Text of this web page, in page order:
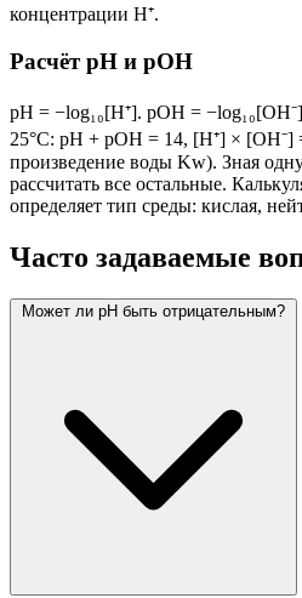
концентрации H⁺.
Расчёт pH и pOH
pH = −log₁₀[H⁺]. pOH =
25°C: pH + pOH = 14, [H⁺] × [OH⁻]
произведение воды Kw). Зная
рассчитать все остальные.
определяет тип среды: кислая,
Часто задаваемые
Может ли pH быть отрицательным?